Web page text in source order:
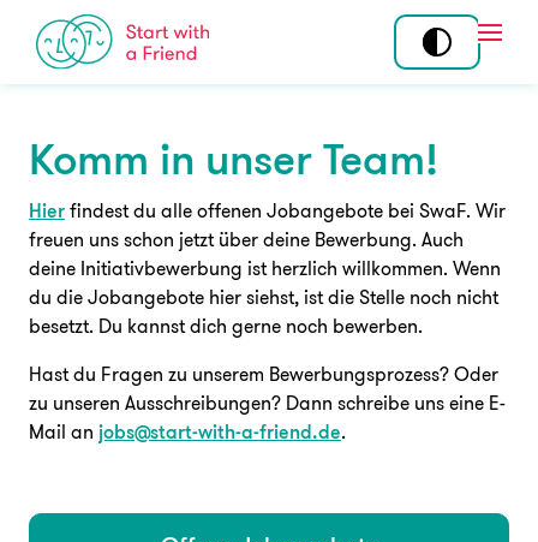
Skip to content
Mitmachen
Tandem
Community
Ehrenamt
Standort
Standorte
Über uns
Story
Team
Programme
Komm in unser Team!
Hier findest du alle offenen Jobangebote bei SwaF. Wir
freuen uns schon jetzt über deine Bewerbung. Auch
deine Initiativbewerbung ist herzlich willkommen. Wenn
du die Jobangebote hier siehst, ist die Stelle noch nicht
besetzt. Du kannst dich gerne noch bewerben.
Hast du Fragen zu unserem Bewerbungsprozess? Oder
zu unseren Ausschreibungen? Dann schreibe uns eine E-
Mail an jobs@start-with-a-friend.de.